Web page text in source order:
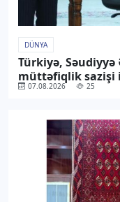
DÜNYA
Türkiyə,
müttəfiqlik sazişi
07.08.2026 25